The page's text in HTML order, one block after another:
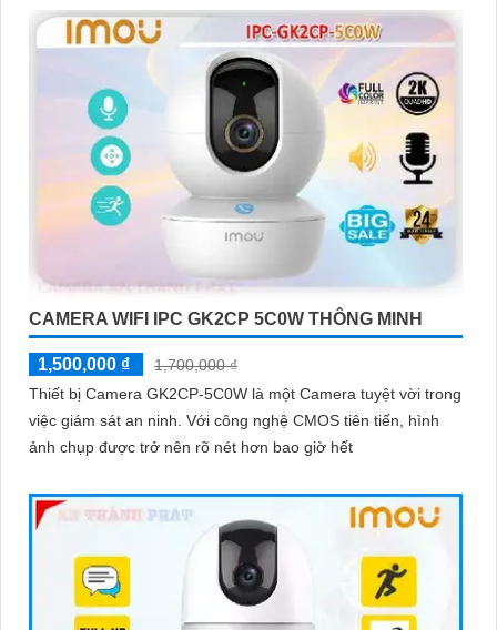
CAMERA WIFI IPC GK2CP 5C0W THÔNG MINH
1,500,000 ₫
1,700,000 ₫
Thiết bị Camera GK2CP-5C0W là một Camera tuyệt vời trong
việc giám sát an ninh. Với công nghệ CMOS tiên tiến, hình
ảnh chụp được trở nên rõ nét hơn bao giờ hết